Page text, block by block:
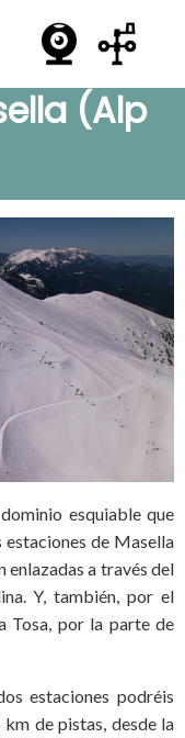
(Alp
esquiable que
estaciones de Masella
enlazadas a través del
Y, también, por el
Tosa, por la parte de
estaciones podréis
de pistas, desde la